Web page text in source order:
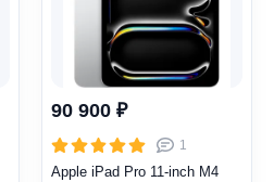
90 900 ₽
1
Apple iPad Pro 11-inch M4